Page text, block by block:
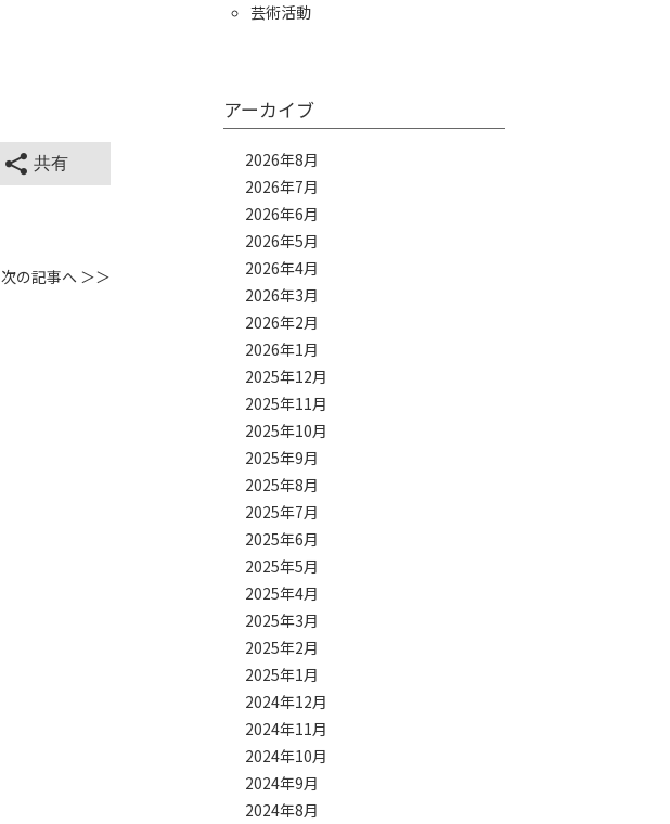
共有
次の記事へ ＞＞
芸術活動
アーカイブ
2026年8月
2026年7月
2026年6月
2026年5月
2026年4月
2026年3月
2026年2月
2026年1月
2025年12月
2025年11月
2025年10月
2025年9月
2025年8月
2025年7月
2025年6月
2025年5月
2025年4月
2025年3月
2025年2月
2025年1月
2024年12月
2024年11月
2024年10月
2024年9月
2024年8月